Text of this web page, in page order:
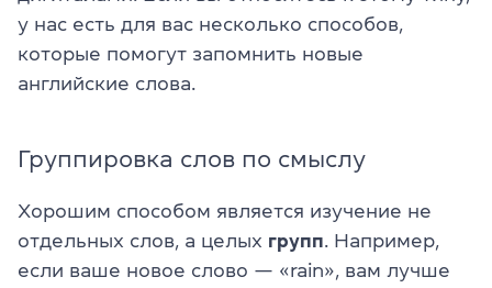
у нас есть для вас несколько способов,
которые помогут запомнить новые
английские слова.
Группировка слов по смыслу
Хорошим способом является изучение не
отдельных слов, а целых групп. Например,
если ваше новое слово — «rain», вам лучше